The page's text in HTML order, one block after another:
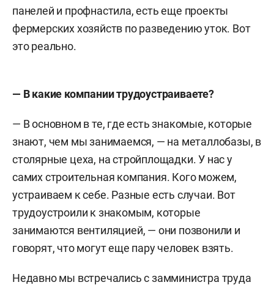
панелей и профнастила, есть еще проекты
фермерских хозяйств по разведению уток. Вот
это реально.
— В какие компании трудоустраиваете?
— В основном в те, где есть знакомые, которые
знают, чем мы занимаемся, — на металлобазы, в
столярные цеха, на стройплощадки. У нас у
самих строительная компания. Кого можем,
устраиваем к себе. Разные есть случаи. Вот
трудоустроили к знакомым, которые
занимаются вентиляцией, — они позвонили и
говорят, что могут еще пару человек взять.
Недавно мы встречались с замминистра труда